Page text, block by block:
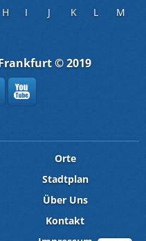
H I J K L M
© 2019
Orte
Stadtplan
Über Uns
Kontakt